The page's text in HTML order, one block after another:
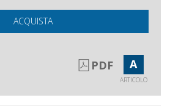
ACQUISTA
PDF A
ARTICOLO